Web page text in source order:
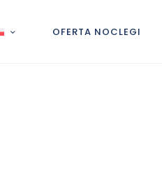
OFERTA NOCLEGI